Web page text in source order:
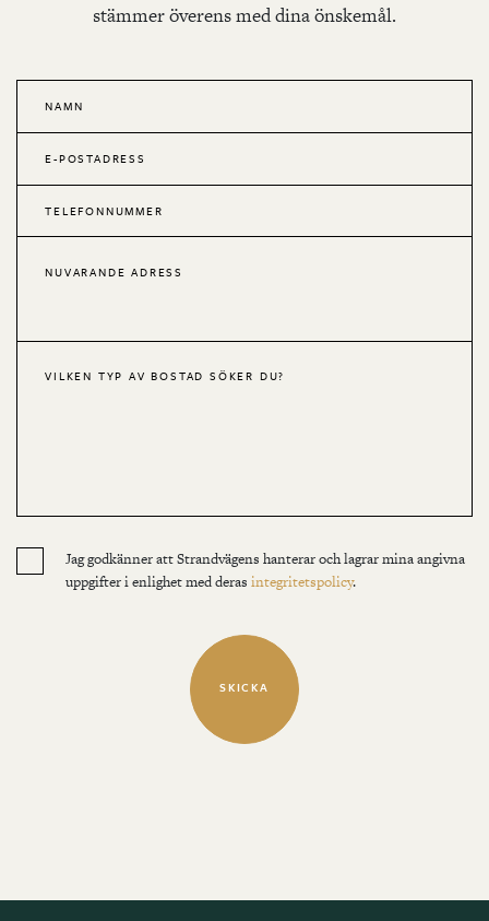
stämmer överens med dina önskemål.
Jag godkänner att Strandvägens hanterar och lagrar mina angivna
uppgifter i enlighet med deras integritetspolicy.
SKICKA